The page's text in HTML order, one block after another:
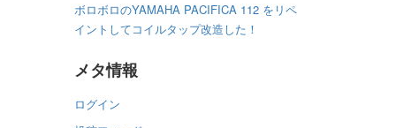
ボロボロのYAMAHA PACIFICA 112 をリペ
イントしてコイルタップ改造した！
メタ情報
ログイン